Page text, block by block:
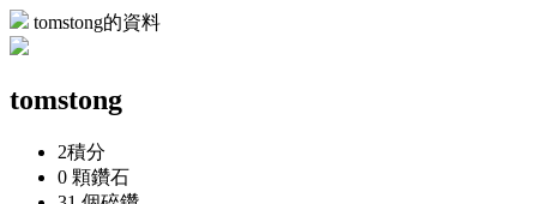
tomstong的資料
tomstong
2積分
0 顆鑽石